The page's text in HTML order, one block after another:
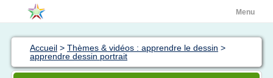
Menu
Accueil > Thèmes & vidéos : apprendre le dessin >
apprendre dessin portrait